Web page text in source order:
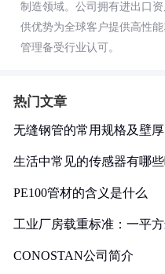
制造领域。公司拥有进出口
供优势为全球客户提供高性
管理备受行业认可。
热门文章
无缝钢管的常用规格及壁厚
生活中常见的传感器有哪
PE100管材的含义是什么
工业厂房载重标准：一平
CONOSTAN公司简介